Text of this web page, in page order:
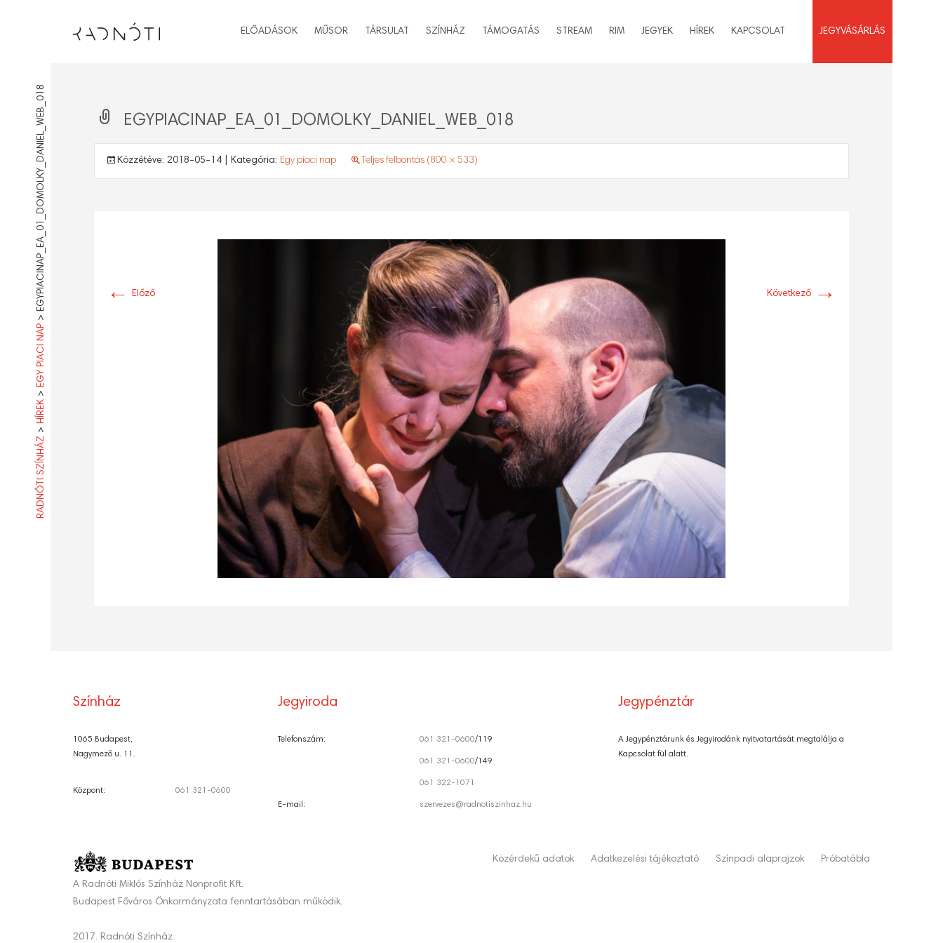
ELŐADÁSOK MŰSOR TÁRSULAT SZÍNHÁZ TÁMOGATÁS STREAM RIM JEGYEK HÍREK KAPCSOLAT JEGYVÁSÁRLÁS
RADNÓTI SZÍNHÁZ
>
HÍREK
>
EGY PIACI NAP
>
EGYPIACINAP_EA_01_DOMOLKY_DANIEL_WEB_018 EGYPIACINAP_EA_01_DOMOLKY_DANIEL_WEB_018
Közzétéve: 2018-05-14 | Kategória: Egy piaci nap Teljes felbontás (800 × 533)
← Előző Következő →
Színház
1065 Budapest,
Nagymező u. 11.
Központ: 061 321-0600
Jegyiroda
Telefonszám: 061 321-0600/119
061 321-0600/149
061 322-1071
E-mail: szervezes@radnotiszinhaz.hu
Jegypénztár
A Jegypénztárunk és Jegyirodánk nyitvatartását megtalálja a
Kapcsolat fül alatt.
A Radnóti Miklós Színház Nonprofit Kft.
Budapest Főváros Önkormányzata fenntartásában működik.
2017. Radnóti Színház
Közérdekű adatok Adatkezelési tájékoztató Színpadi alaprajzok Próbatábla